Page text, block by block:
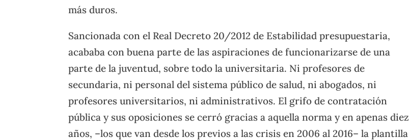
más duros.
Sancionada con el Real Decreto 20/2012 de Estabilidad presupuestaria,
acababa con buena parte de las aspiraciones de funcionarizarse de una
parte de la juventud, sobre todo la universitaria. Ni profesores de
secundaria, ni personal del sistema público de salud, ni abogados, ni
profesores universitarios, ni administrativos. El grifo de contratación
pública y sus oposiciones se cerró gracias a aquella norma y en apenas diez
años, –los que van desde los previos a las crisis en 2006 al 2016– la plantilla